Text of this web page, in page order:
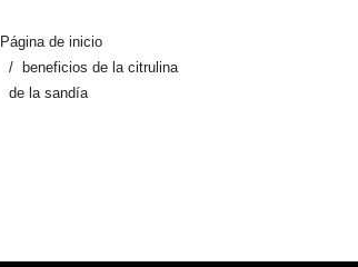
Página de inicio
beneficios de la citrulina
de la sandía